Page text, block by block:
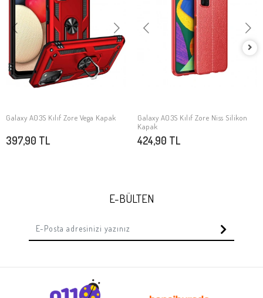
SEPETE EKLE
Galaxy A03S Kılıf Zore Vega Kapak
397,90 TL
SEPETE EKLE
Galaxy A03S Kılıf Zore Niss Silikon
Kapak
424,90 TL
E-BÜLTEN